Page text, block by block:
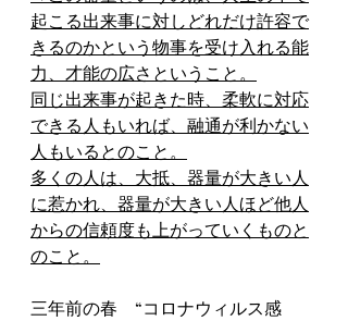
起こる出来事に対しどれだけ許容で
きるのかという物事を受け入れる能
力、才能の広さということ。
同じ出来事が起きた時、柔軟に対応
できる人もいれば、融通が利かない
人もいるとのこと。
多くの人は、大抵、器量が大きい人
に惹かれ、器量が大きい人ほど他人
からの信頼度も上がっていくものと
のこと。
三年前の春　“コロナウィルス感